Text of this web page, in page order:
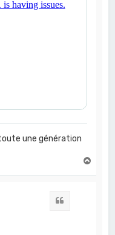
une génération